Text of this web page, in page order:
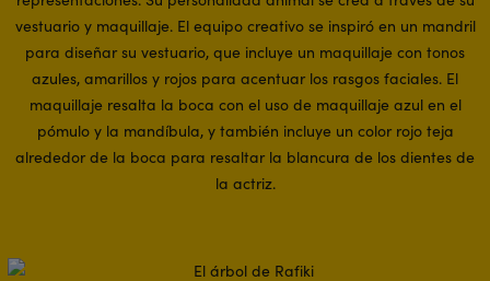
vestuario y maquillaje. El equipo creativo se inspiró en un mandril
para diseñar su vestuario, que incluye un maquillaje con tonos
azules, amarillos y rojos para acentuar los rasgos faciales. El
maquillaje resalta la boca con el uso de maquillaje azul en el
pómulo y la mandíbula, y también incluye un color rojo teja
alrededor de la boca para resaltar la blancura de los dientes de
la actriz.